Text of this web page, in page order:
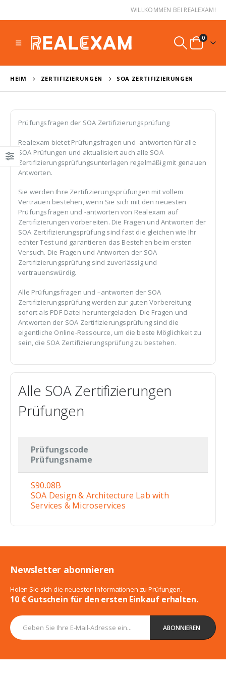
WILLKOMMEN BEI REALEXAM!
0
HEIM ZERTIFIZIERUNGEN SOA ZERTIFIZIERUNGEN
Prüfungsfragen der SOA Zertifizierungsprüfung
Realexam bietet Prüfungsfragen und -antworten für alle
SOA Prüfungen und aktualisiert auch alle SOA
Zertifizierungsprüfungsunterlagen regelmäßig mit genauen
Antworten.
Sie werden Ihre Zertifizierungsprüfungen mit vollem
Vertrauen bestehen, wenn Sie sich mit den neuesten
Prüfungsfragen und -antworten von Realexam auf
Zertifizierungen vorbereiten. Die Fragen und Antworten der
SOA Zertifizierungsprüfung sind fast die gleichen wie Ihr
echter Test und garantieren das Bestehen beim ersten
Versuch. Die Fragen und Antworten der SOA
Zertifizierungsprüfung sind zuverlässig und
vertrauenswürdig.
Alle Prüfungsfragen und –antworten der SOA
Zertifizierungsprüfung werden zur guten Vorbereitung
sofort als PDF-Datei heruntergeladen. Die Fragen und
Antworten der SOA Zertifizierungsprüfung sind die
eigentliche Online-Ressource, um die beste Möglichkeit zu
sein, die SOA Zertifizierungsprüfung zu bestehen.
Alle SOA Zertifizierungen
Prüfungen
Prüfungscode
Prüfungsname
S90.08B
SOA Design & Architecture Lab with
Services & Microservices
Newsletter abonnieren
Holen Sie sich die neuesten Informationen zu Prüfungen.
10 € Gutschein für den ersten Einkauf erhalten.